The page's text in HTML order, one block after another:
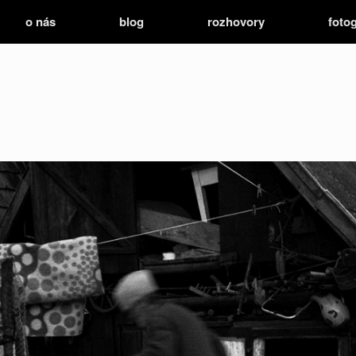
o nás blog rozhovory